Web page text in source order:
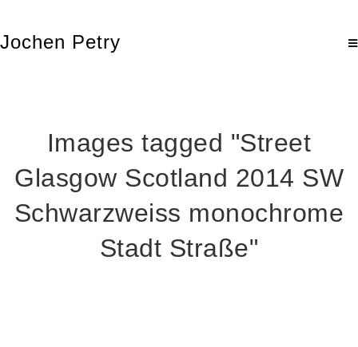
Jochen Petry
Images tagged "Street
Glasgow Scotland 2014 SW
Schwarzweiss monochrome
Stadt Straße"